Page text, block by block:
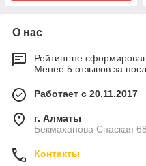
О нас
Рейтинг не
Менее 5 отзывов за
Работает с 20.11.2017
г. Алматы
Бекмаханова Спаская
Контакты